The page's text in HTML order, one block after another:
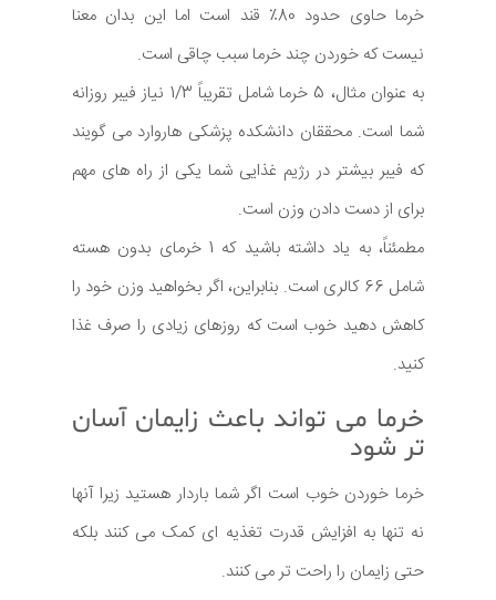
خرما حاوی حدود 80٪ قند است اما این بدان معنا
نیست که خوردن چند خرما سبب چاقی است.
به عنوان مثال، 5 خرما شامل تقریباً 1/3 نیاز فیبر روزانه
شما است. محققان دانشکده پزشکی هاروارد می گویند
که فیبر بیشتر در رژیم غذایی شما یکی از راه های مهم
برای از دست دادن وزن است.
مطمئناً، به یاد داشته باشید که 1 خرمای بدون هسته
شامل 66 کالری است. بنابراین، اگر بخواهید وزن خود را
کاهش دهید خوب است که روزهای زیادی را صرف غذا
کنید.
خرما می تواند باعث زایمان آسان
تر شود
خرما خوردن خوب است اگر شما باردار هستید زیرا آنها
نه تنها به افزایش قدرت تغذیه ای کمک می کنند بلکه
حتی زایمان را راحت تر می کنند.